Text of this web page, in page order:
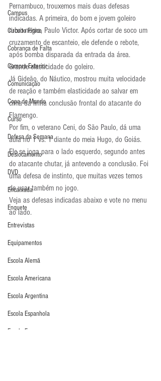
Campus
Circuito Físico
Cobrança de Falta
Compra Exterior
Comunicação
Copa do Mundo
Curso
Defesa da Semana
Deslocamento
DVD
Encaixada
Enquete
Entrevistas
Equipamentos
Escola Alemã
Escola Americana
Escola Argentina
Escola Espanhola
Escola Francesa
Pernambuco, trouxemos mais duas defesas
indicadas. A primeira, do bom e jovem goleiro
rubro-negro, Paulo Victor. Após cortar de soco um
cruzamento de escanteio, ele defende o rebote,
após bomba disparada da entrada da área.
Grande elasticidade do goleiro.
Já Gideão, do Náutico, mostrou muita velocidade
de reação e também elasticidade ao salvar em
cima da linha conclusão frontal do atacante do
Flamengo.
Por fim, o veterano Ceni, do São Paulo, dá uma
aula no 1 vs. 1 diante do meia Hugo, do Goiás.
Ele se joga para o lado esquerdo, segundo antes
do atacante chutar, já antevendo a conclusão. Foi
uma defesa de instinto, que muitas vezes temos
de usar também no jogo.
Veja as defesas indicadas abaixo e vote no menu
ao lado.